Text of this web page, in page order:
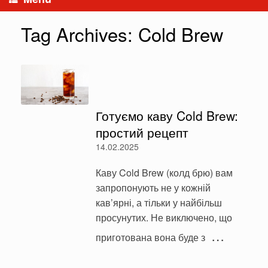
Tag Archives: Cold Brew
Готуємо каву Cold Brew:
простий рецепт
14.02.2025
Каву Cold Brew (колд брю) вам
запропонують не у кожній
кав’ярні, а тільки у найбільш
просунутих. Не виключено, що
приготована вона буде з …